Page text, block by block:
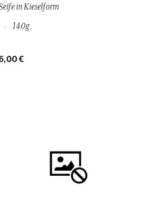
in Kieselform
140g
€